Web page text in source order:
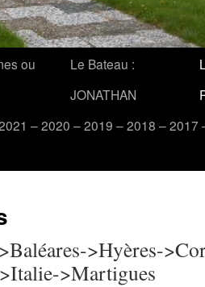
ou
Le Bateau :
JONATHAN
– 2020 – 2019 – 2018 – 2017
>Hyères-
>Martigues